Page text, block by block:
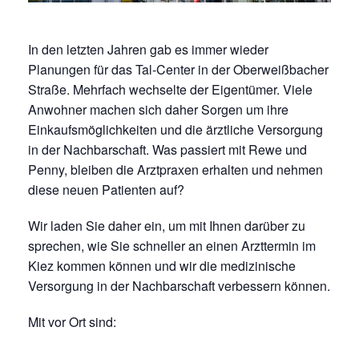
In den letzten Jahren gab es immer wieder
Planungen für das Tal-Center in der Oberweißbacher
Straße. Mehrfach wechselte der Eigentümer. Viele
Anwohner machen sich daher Sorgen um ihre
Einkaufsmöglichkeiten und die ärztliche Versorgung
in der Nachbarschaft. Was passiert mit Rewe und
Penny, bleiben die Arztpraxen erhalten und nehmen
diese neuen Patienten auf?
Wir laden Sie daher ein, um mit Ihnen darüber zu
sprechen, wie Sie schneller an einen Arzttermin im
Kiez kommen können und wir die medizinische
Versorgung in der Nachbarschaft verbessern können.
Mit vor Ort sind: